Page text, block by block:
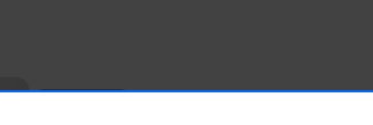
サーなどの製品ラインアップをそろえて
ている。